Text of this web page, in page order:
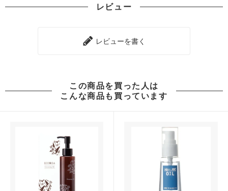
レビュー
レビューを書く
この商品を買った人は
こんな商品も買っています